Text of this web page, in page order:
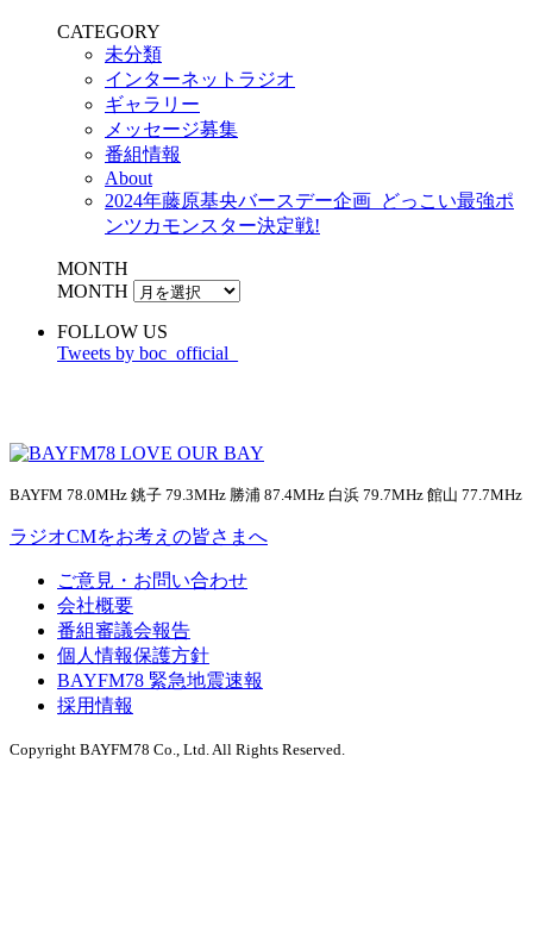
CATEGORY
未分類
インターネットラジオ
ギャラリー
メッセージ募集
番組情報
About
2024年藤原基央バースデー企画_どっこい最強ポ
ンツカモンスター決定戦!
MONTH
MONTH
FOLLOW US
Tweets by boc_official_
BAYFM 78.0MHz 銚子 79.3MHz 勝浦 87.4MHz 白浜 79.7MHz 館山 77.7MHz
ラジオCMをお考えの皆さまへ
ご意見・お問い合わせ
会社概要
番組審議会報告
個人情報保護方針
BAYFM78 緊急地震速報
採用情報
Copyright BAYFM78 Co., Ltd. All Rights Reserved.